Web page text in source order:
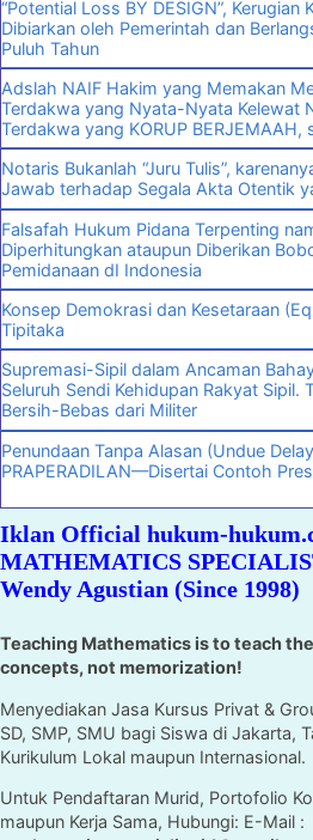
“Potential Loss BY DESIGN”, Kerugian
Dibiarkan oleh Pemerintah dan
Puluh Tahun
Adslah NAIF Hakim yang Memakan
Terdakwa yang Nyata-Nyata Kelewat
Terdakwa yang KORUP BERJEMAAH,
Notaris Bukanlah “Juru Tulis”,
Jawab terhadap Segala Akta Otentik
Falsafah Hukum Pidana Terpenting
Diperhitungkan ataupun Diberikan
Pemidanaan dI Indonesia
Konsep Demokrasi dan Kesetaraan
Tipitaka
Supremasi-Sipil dalam Ancaman
Seluruh Sendi Kehidupan Rakyat Sipil.
Bersih-Bebas dari Militer
Penundaan Tanpa Alasan (Undue
PRAPERADILAN—Disertai Contoh
Iklan Official hukum-
MATHEMATICS
Wendy Agustian (Since 1998)
Teaching Mathematics is to teach
concepts, not memorization!
Menyediakan Jasa Kursus Privat &
SD, SMP, SMU bagi Siswa di Jakarta,
Kurikulum Lokal maupun Internasional.
Untuk Pendaftaran Murid, Portofolio
maupun Kerja Sama, Hubungi: E-Mail :